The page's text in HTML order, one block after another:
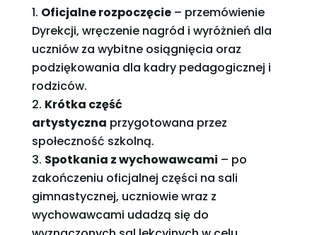
Oficjalne rozpoczęcie– przemówienie
Dyrekcji, wręczenie nagród i wyróżnień dla
uczniów za wybitne osiągnięcia oraz
podziękowania dla kadry pedagogicznej i
rodziców.
Krótka część
artystyczna przygotowana przez
społeczność szkolną.
Spotkania z wychowawcami – po
zakończeniu oficjalnej części na sali
gimnastycznej, uczniowie wraz z
wychowawcami udadzą się do